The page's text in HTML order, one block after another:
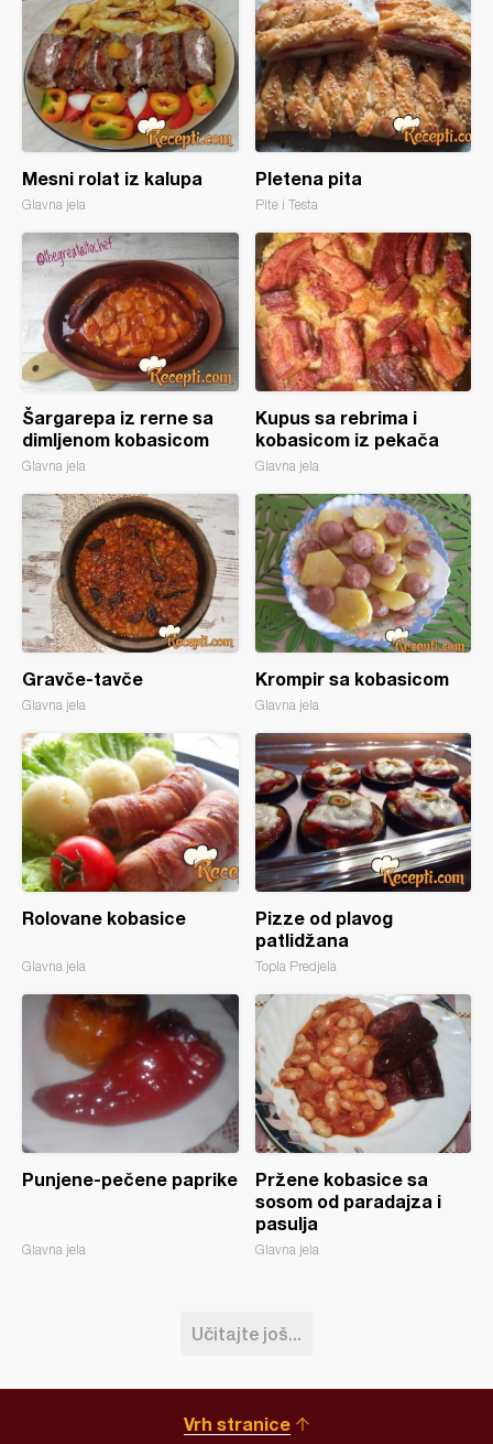
Mesni rolat iz kalupa
Glavna jela
Pletena pita
Pite i Testa
Šargarepa iz rerne sa
dimljenom kobasicom
Glavna jela
Kupus sa rebrima i
kobasicom iz pekača
Glavna jela
Gravče-tavče
Glavna jela
Krompir sa kobasicom
Glavna jela
Rolovane kobasice
Glavna jela
Pizze od plavog
patlidžana
Topla Predjela
Punjene-pečene paprike
Glavna jela
Pržene kobasice sa
sosom od paradajza i
pasulja
Glavna jela
Učitajte još...
Vrh stranice